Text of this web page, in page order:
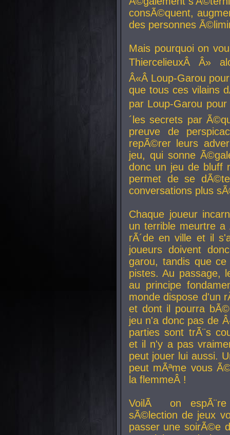
consÃ©quent,
des personnes
Mais pourquoi on
ThiercelieuxÂ Â»
Â«Â Loup-Garou
que tous ces vilains
par Loup-Garou
´les secrets par
preuve de
repÃ©rer leurs
jeu, qui sonne
donc un jeu de bluff
permet de se
conversations plus
Chaque joueur
un terrible meurtre
rÃ´de en ville et il
joueurs doivent
garou, tandis que
pistes. Au passage,
au principe
monde dispose d'un
et dont il pourra
jeu n'a donc pas de
parties sont trÃ¨s
et il n'y a pas
peut jouer lui aussi.
peut mÃªme vous
la flemmeÂ !
VoilÃ on
sÃ©lection de jeux
passer une soirÃ©e